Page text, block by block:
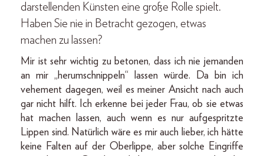
darstellenden Künsten eine große Rolle spielt.
Haben Sie nie in Betracht gezogen, etwas
machen zu lassen?
Mir ist sehr wichtig zu betonen, dass ich nie jemanden
an mir „herumschnippeln“ lassen würde. Da bin ich
vehement dagegen, weil es meiner Ansicht nach auch
gar nicht hilft. Ich erkenne bei jeder Frau, ob sie etwas
hat machen lassen, auch wenn es nur aufgespritzte
Lippen sind. ­Natürlich wäre es mir auch lieber, ich hätte
keine Falten auf der Oberlippe, aber solche Eingriffe